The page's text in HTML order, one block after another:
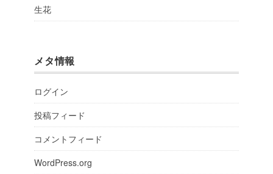
生花
メタ情報
ログイン
投稿フィード
コメントフィード
WordPress.org